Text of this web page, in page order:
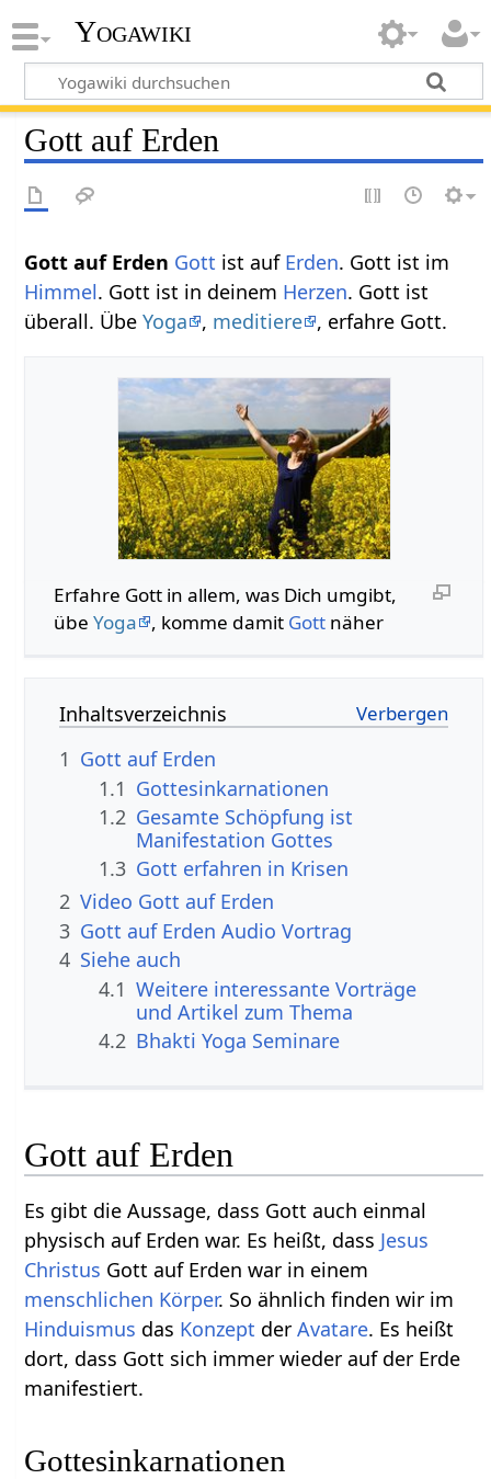
Yogawiki
Gott auf Erden
Gott auf Erden Gott ist auf Erden. Gott ist im
Himmel. Gott ist in deinem Herzen. Gott ist
überall. ÜbeYoga , meditiere , erfahre Gott.
Erfahre Gott in allem, was Dich umgibt,
übe Yoga , komme damit Gottnäher
Inhaltsverzeichnis
1 Gott auf Erden
1.1 Gottesinkarnationen
1.2 Gesamte Schöpfung ist
Manifestation Gottes
1.3 Gott erfahren in Krisen
2 Video Gott auf Erden
3 Gott auf Erden Audio Vortrag
4 Siehe auch
4.1 Weitere interessante Vorträge
und Artikel zum Thema
4.2 Bhakti Yoga Seminare
Gott auf Erden
Es gibt die Aussage, dass Gott auch einmal
physisch auf Erden war. Es heißt, dass Jesus
Christus Gott auf Erden war in einem
menschlichen Körper. So ähnlich finden wir im
Hinduismus das Konzept derAvatare. Es heißt
dort, dass Gott sich immer wieder auf der Erde
manifestiert.
Gottesinkarnationen